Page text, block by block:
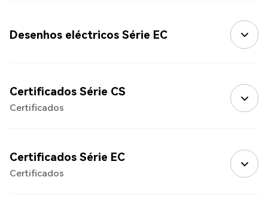
Desenhos eléctricos Série EC
Certificados Série CS
Certificados
Certificados Série EC
Certificados